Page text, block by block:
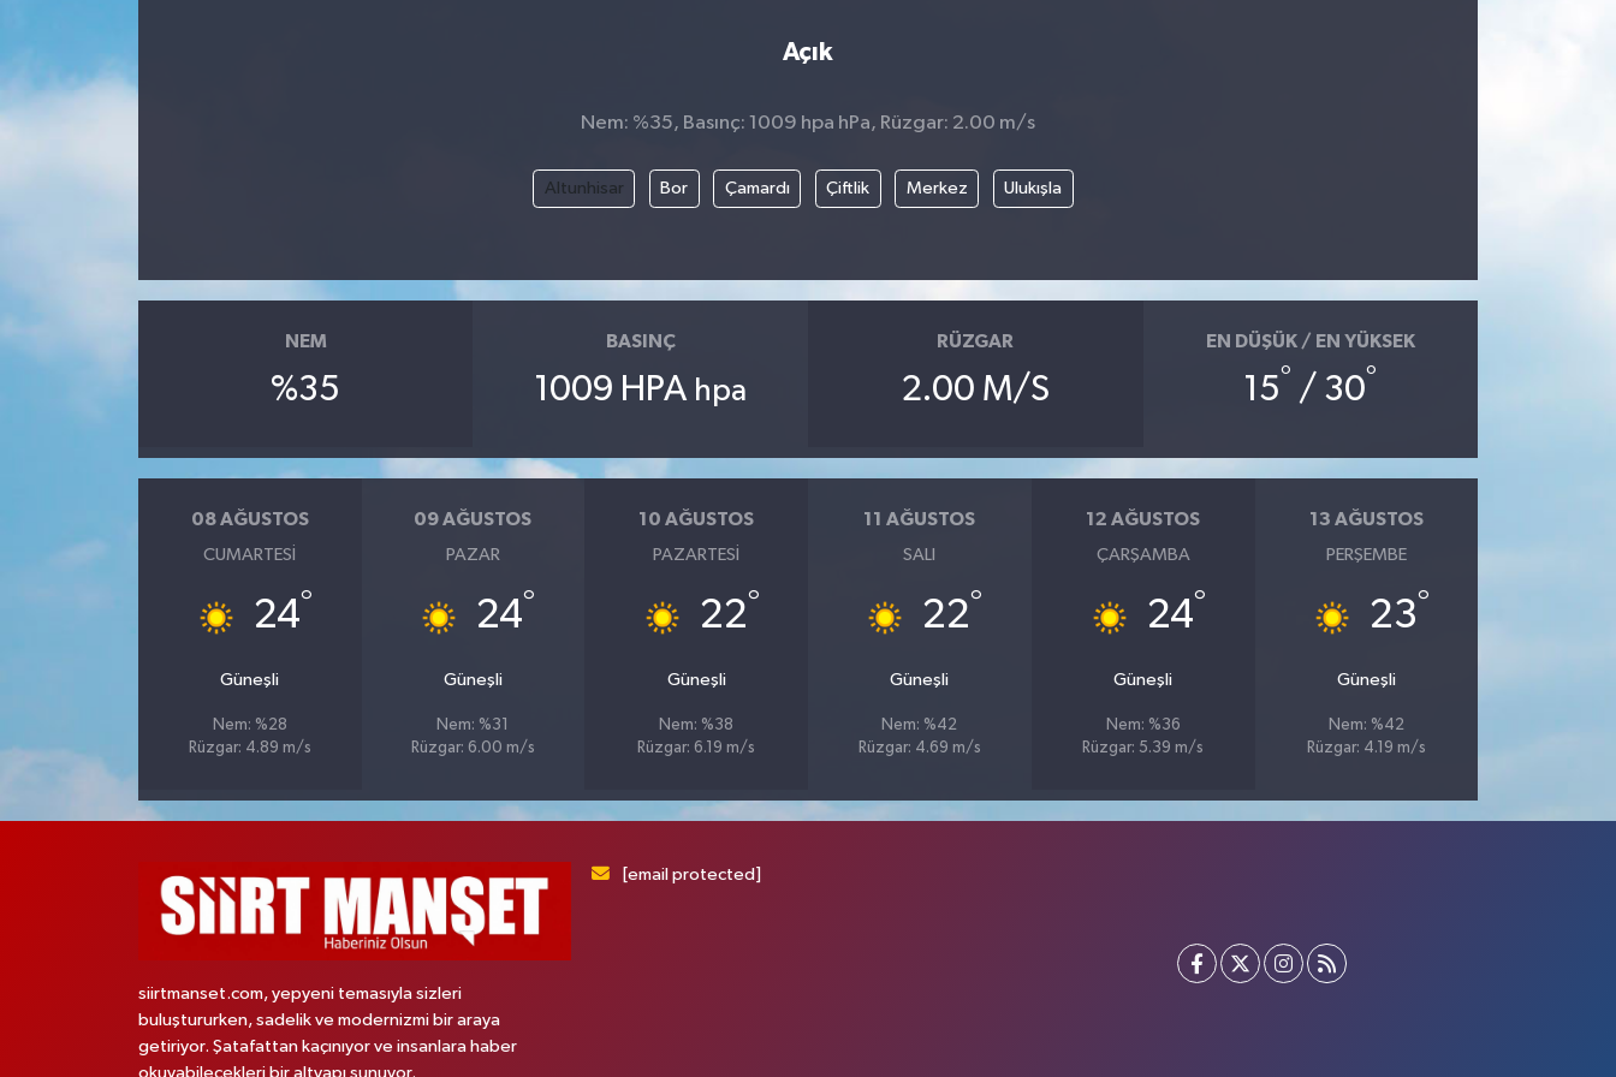
Açık
Nem: %35, Basınç: 1009 hpa hPa, Rüzgar: 2.00 m/s
Altunhisar Bor Çamardı Çiftlik Merkez Ulukışla
NEM
%35
BASINÇ
1009 HPA hpa
RÜZGAR
2.00 M/S
EN DÜŞÜK / EN YÜKSEK
15° / 30°
08 AĞUSTOS
CUMARTESI
24°
Güneşli
Nem: %28
Rüzgar: 4.89 m/s
09 AĞUSTOS
PAZAR
24°
Güneşli
Nem: %31
Rüzgar: 6.00 m/s
10 AĞUSTOS
PAZARTESI
22°
Güneşli
Nem: %38
Rüzgar: 6.19 m/s
11 AĞUSTOS
SALI
22°
Güneşli
Nem: %42
Rüzgar: 4.69 m/s
12 AĞUSTOS
ÇARŞAMBA
24°
Güneşli
Nem: %36
Rüzgar: 5.39 m/s
13 AĞUSTOS
PERŞEMBE
23°
Güneşli
Nem: %42
Rüzgar: 4.19 m/s
siirtmanset.com, yepyeni temasıyla sizleri
buluştururken, sadelik ve modernizmi bir araya
getiriyor. Şatafattan kaçınıyor ve insanlara haber
okuyabilecekleri bir altyapı sunuyor.
[email protected]